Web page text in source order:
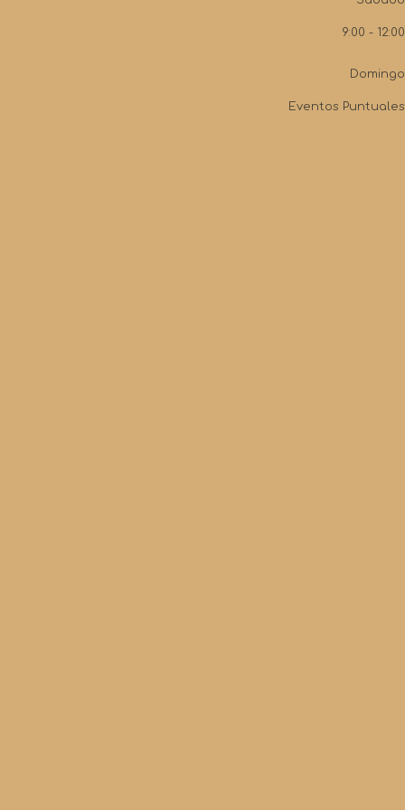
9:00 - 12:00
Domingo
Eventos Puntuales